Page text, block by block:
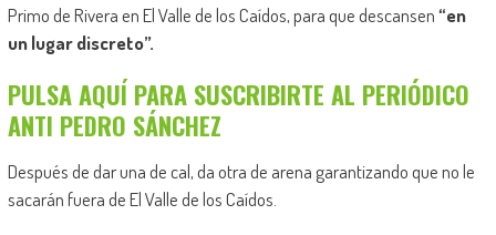
Primo de Rivera en El Valle de los Caídos, para que descansen“en
un lugar discreto”.
PULSA AQUÍ PARA SUSCRIBIRTE AL PERIÓDICO
ANTI PEDRO SÁNCHEZ
Después de dar una de cal, da otra de arena garantizando que no le
sacarán fuera de El Valle de los Caídos.